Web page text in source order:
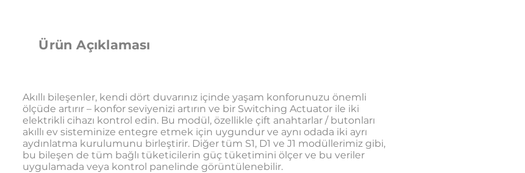
Ürün Açıklaması
Akıllı bileşenler, kendi dört duvarınız içinde yaşam konforunuzu önemli
ölçüde artırır – konfor seviyenizi artırın ve bir Switching Actuator ile iki
elektrikli cihazı kontrol edin. Bu modül, özellikle çift anahtarlar / butonları
akıllı ev sisteminize entegre etmek için uygundur ve aynı odada iki ayrı
aydınlatma kurulumunu birleştirir. Diğer tüm S1, D1 ve J1 modüllerimiz gibi,
bu bileşen de tüm bağlı tüketicilerin güç tüketimini ölçer ve bu veriler
uygulamada veya kontrol panelinde görüntülenebilir.